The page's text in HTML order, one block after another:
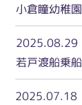
小倉瞳幼稚
2025.08.29
若戸渡船乗
2025.07.18